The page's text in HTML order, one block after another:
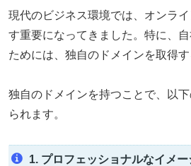
現代のビジネス環境では、オンラ
す重要になってきました。特に、
ためには、独自のドメインを取得す
独自のドメインを持つことで、以
られます。
1. プロフェッショナルなイメ